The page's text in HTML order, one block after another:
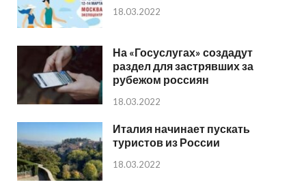
18.03.2022
На «Госуслугах» создадут
раздел для застрявших за
рубежом россиян
18.03.2022
Италия начинает пускать
туристов из России
18.03.2022